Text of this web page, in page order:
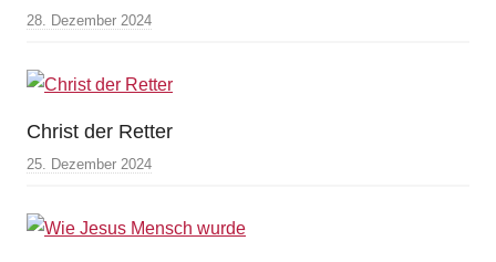
28. Dezember 2024
Christ der Retter
25. Dezember 2024